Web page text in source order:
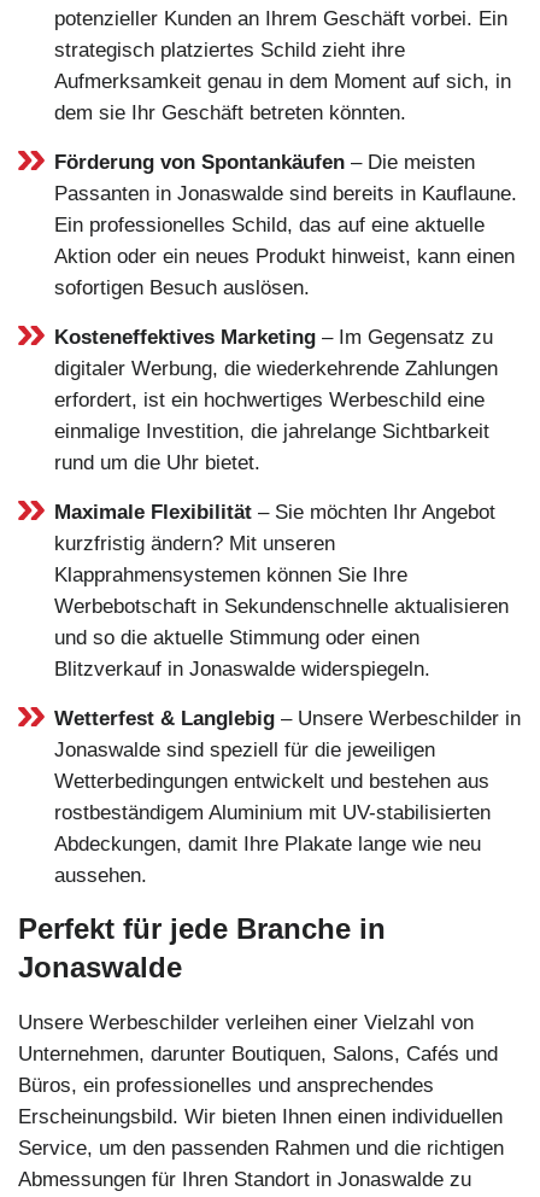
potenzieller Kunden an Ihrem Geschäft vorbei. Ein
strategisch platziertes Schild zieht ihre
Aufmerksamkeit genau in dem Moment auf sich, in
dem sie Ihr Geschäft betreten könnten.
Förderung von Spontankäufen – Die meisten
Passanten in Jonaswalde sind bereits in Kauflaune.
Ein professionelles Schild, das auf eine aktuelle
Aktion oder ein neues Produkt hinweist, kann einen
sofortigen Besuch auslösen.
Kosteneffektives Marketing – Im Gegensatz zu
digitaler Werbung, die wiederkehrende Zahlungen
erfordert, ist ein hochwertiges Werbeschild eine
einmalige Investition, die jahrelange Sichtbarkeit
rund um die Uhr bietet.
Maximale Flexibilität – Sie möchten Ihr Angebot
kurzfristig ändern? Mit unseren
Klapprahmensystemen können Sie Ihre
Werbebotschaft in Sekundenschnelle aktualisieren
und so die aktuelle Stimmung oder einen
Blitzverkauf in Jonaswalde widerspiegeln.
Wetterfest & Langlebig – Unsere Werbeschilder in
Jonaswalde sind speziell für die jeweiligen
Wetterbedingungen entwickelt und bestehen aus
rostbeständigem Aluminium mit UV-stabilisierten
Abdeckungen, damit Ihre Plakate lange wie neu
aussehen.
Perfekt für jede Branche in
Jonaswalde
Unsere Werbeschilder verleihen einer Vielzahl von
Unternehmen, darunter Boutiquen, Salons, Cafés und
Büros, ein professionelles und ansprechendes
Erscheinungsbild. Wir bieten Ihnen einen individuellen
Service, um den passenden Rahmen und die richtigen
Abmessungen für Ihren Standort in Jonaswalde zu